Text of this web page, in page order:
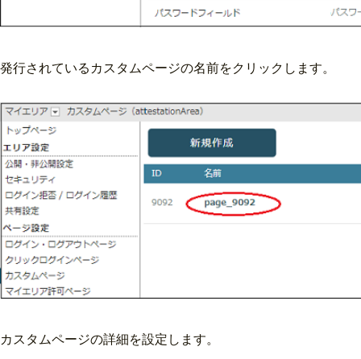
発行されているカスタムページの名前をクリックします。
カスタムページの詳細を設定します。